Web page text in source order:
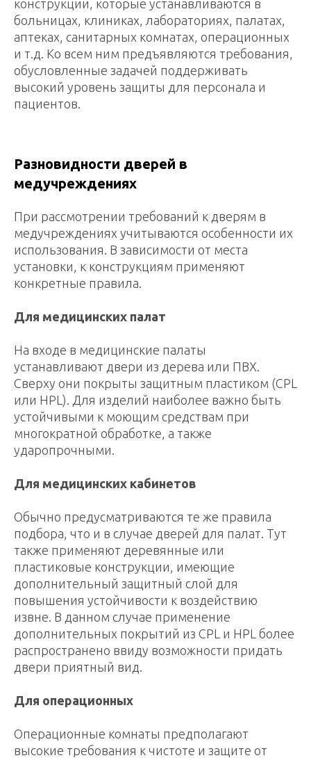
конструкции, которые устанавливаются в
больницах, клиниках, лабораториях, палатах,
аптеках, санитарных комнатах, операционных
и т.д. Ко всем ним предъявляются требования,
обусловленные задачей поддерживать
высокий уровень защиты для персонала и
пациентов.
Разновидности дверей в
медучреждениях
При рассмотрении требований к дверям в
медучреждениях учитываются особенности их
использования. В зависимости от места
установки, к конструкциям применяют
конкретные правила.
Для медицинских палат
На входе в медицинские палаты
устанавливают двери из дерева или ПВХ.
Сверху они покрыты защитным пластиком (CPL
или HPL). Для изделий наиболее важно быть
устойчивыми к моющим средствам при
многократной обработке, а также
ударопрочными.
Для медицинских кабинетов
Обычно предусматриваются те же правила
подбора, что и в случае дверей для палат. Тут
также применяют деревянные или
пластиковые конструкции, имеющие
дополнительный защитный слой для
повышения устойчивости к воздействию
извне. В данном случае применение
дополнительных покрытий из CPL и HPL более
распространено ввиду возможности придать
двери приятный вид.
Для операционных
Операционные комнаты предполагают
высокие требования к чистоте и защите от